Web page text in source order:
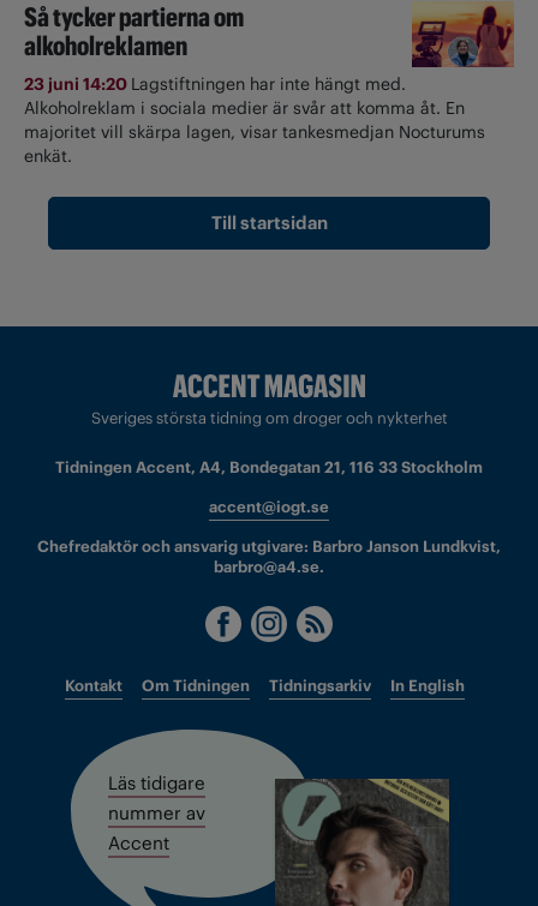
Så tycker partierna om
alkoholreklamen
23 juni 14:20 Lagstiftningen har inte hängt med.
Alkoholreklam i sociala medier är svår att komma åt. En
majoritet vill skärpa lagen, visar tankesmedjan Nocturums
enkät.
Till startsidan
Sveriges största tidning om droger och nykterhet
Tidningen Accent, A4, Bondegatan 21, 116 33 Stockholm
accent@iogt.se
Chefredaktör och ansvarig utgivare: Barbro Janson Lundkvist,
barbro@a4.se.
Kontakt Om Tidningen Tidningsarkiv In English
Läs tidigare
nummer av
Accent